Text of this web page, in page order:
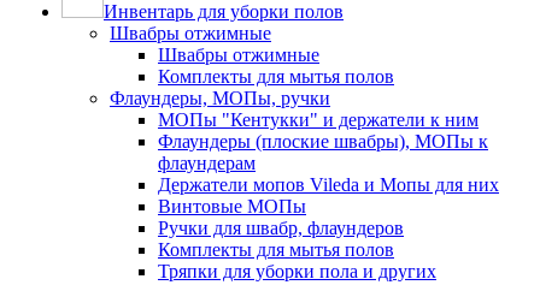
Инвентарь для уборки полов
Швабры отжимные
Швабры отжимные
Комплекты для мытья полов
Флаундеры, МОПы, ручки
МОПы "Кентукки" и держатели к ним
Флаундеры (плоские швабры), МОПы к
флаундерам
Держатели мопов Vileda и Мопы для них
Винтовые МОПы
Ручки для швабр, флаундеров
Комплекты для мытья полов
Тряпки для уборки пола и других